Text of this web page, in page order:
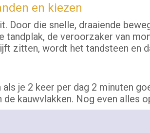
en kiezen
Door die snelle, draaiende
tandplak, de veroorzaker van
zitten, wordt het tandsteen en
je 2 keer per dag 2 minuten
de kauwvlakken. Nog even alles